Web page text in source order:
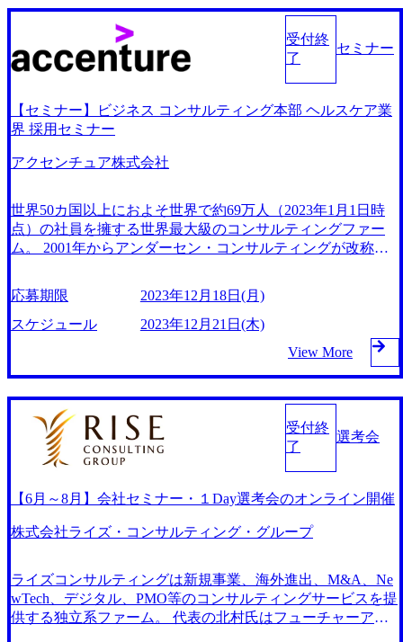
ビジネス価値デザイン、および各種マネジメントの領域にフ
ォーカスして価値提供を行います。 ■クラウド戦略（Advanc
ed Cloud Technology セクター） クラウドによる価値最大化
の迅速な実現を行い、ビジネスとIT/クラウドに関する総合
会における課題解決や変革の中心となる組織です。単なる技
術の専門家ではなく、クラウドの持つ本質的な真価を引き出
のケイパビリティを最大限に活用したITシステム実装や移
ライアントに寄り添った変革実現をEnd-To-Endで支援しま
す。 ■アーキテクチャ戦略（design X architect セクター） 事
業創出アプローチ、プロダクト/サービスデザインアプロー
業の未来創造/”ありたい姿”の具現化を支援する組織です。
また、未来への投資として、今後発生しうる技術や方法論を
用いた戦略と戦術、より優れたデザイン、アーキテクチャを
探求し、社内外に得たナレッジを提供し続けることもミッシ
ョンの１つとして掲げています。 ◎最新のテクノロジーの
ノウハウを常にアップデート・活用し、クライアントの経営
課題の解決に貢献したい方 ◎クライアントと共創し、共に
成長していきたい方 ◎自ら考え行動ができる方／論理思
考、柔軟な発想力がある方／チャレンジを楽しめる方／目標
達成へのコミットメントが強い方／周りを巻き込んで前に進
められる方 経験業種不問（社会人実務経験2年以上） テクノ
ロジーをコアとした戦略、企画、構築、運用保守などに関わ
る実務経験2年以上 あくまで一例です。歓迎要件は各ポジシ
テム構想策定や要件定義（機能/非機能問わず）の経験 ・プ
ロジェクトマネジメント、チームマネジメント経験（受注
側・発注側、プライム・二次請、ウォータフォール・スクラ
日（月） 【適性検査最終受検期限】 1月5日（金）09:00
※エントリー日の翌月曜日9：00を1次締め切りとします
（例）12/21(木)エントリー→12/25(月) 【選考会当日】 1月13
日（土）9:30～/11:00～/13:30～/15:00～/16:30～ 履歴書・職務
受付終
了
セミナー
【セミナー】ビジネス コンサルティング本部 ヘルスケア業
界 採用セミナー
アクセンチュア株式会社
世界50カ国以上におよそ世界で約69万人（2023年1月1日時
点）の社員を擁する世界最大級のコンサルティングファー
ム。 2001年からアンダーセン・コンサルティングが改称。
オペレーションズ、インダストリーXの5つのサービス領域
で幅広いコンサルティングサービスを提供している。 フォ
ーチュン100社のうちの89社、同500社の3/4以上の企業がア
クセンチュアのクライアント。 また、取引規模の上位100社
のクライアントのうち95社が10年以上、100社が5年以上アク
センチュアとの関係を継続しているように高い顧客満足度を
誇る。 【日時】 2023年12月21日(木) 19:00~20:30 【応募締
切】 2023年12月15日(金)正午まで ※下記参加対象者をご確
認ください 【会場】 オンライン：Teams 【当日のプログラ
ムについて】 ▪Opening ＆登壇者紹介 ▪Accentureが取り組む
プロジェクト事例 ▪業界動向・Accentureの強み ▪Q&A 【参加
対象詳細】 ▪大卒以上 ▪社会人経験3年以上 ▪以下いずれかに
サルティングファームでヘルスケアに関するプロジェクトを
MGヘルスケアジャパン、シミック、CDIメディカル、IQVI
A、L.E.K、 グローバルヘルスコンサルティング、NSパ
ートナーズ 等の方 ＜事業会社の方＞ ・医療機器メーカ
ーや製薬会社、ヘルスケアテック企業など、ヘルスケアに関
応募期限
2023年12月18日(月)
スケジュール
2023年12月21日(木)
View More
受付終
了
選考会
【6月～8月】会社セミナー・１Day選考会のオンライン開催
株式会社ライズ・コンサルティング・グループ
ライズコンサルティングは新規事業、海外進出、M&A、Ne
wTech、デジタル、PMO等のコンサルティングサービスを提
供する独立系ファーム。 代表の北村氏はフューチャーアー